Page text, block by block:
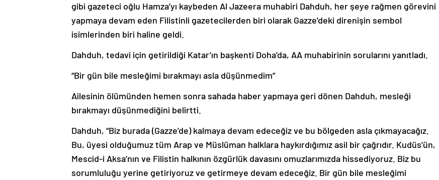
gibi gazeteci oğlu Hamza’yı kaybeden Al Jazeera muhabiri Dahduh, her şeye rağmen görevini
yapmaya devam eden Filistinli gazetecilerden biri olarak Gazze’deki direnişin sembol
isimlerinden biri haline geldi.
Dahduh, tedavi için getirildiği Katar’ın başkenti Doha’da, AA muhabirinin sorularını yanıtladı.
“Bir gün bile mesleğimi bırakmayı asla düşünmedim”
Ailesinin ölümünden hemen sonra sahada haber yapmaya geri dönen Dahduh, mesleği
bırakmayı düşünmediğini belirtti.
Dahduh, “Biz burada (Gazze’de) kalmaya devam edeceğiz ve bu bölgeden asla çıkmayacağız.
Bu, üyesi olduğumuz tüm Arap ve Müslüman halklara haykırdığımız asil bir çağrıdır. Kudüs’ün,
Mescid-i Aksa’nın ve Filistin halkının özgürlük davasını omuzlarımızda hissediyoruz. Biz bu
sorumluluğu yerine getiriyoruz ve getirmeye devam edeceğiz. Bir gün bile mesleğimi